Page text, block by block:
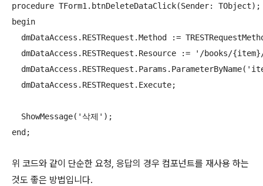
procedure TForm1.btnDeleteDataClick(Sender: TObject);
begin
dmDataAccess.RESTRequest.Method :=
dmDataAccess.RESTRequest.Resource := '/books/
  dmDataAccess.RESTRequest.Execute;
  ShowMessage('삭제');
end;
위 코드와 같이 단순한 요청, 응답의 경우 컴포넌트를 재사용 하는
것도 좋은 방법입니다.